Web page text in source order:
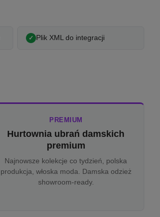
Plik XML do integracji
PREMIUM
Hurtownia ubrań damskich
premium
Najnowsze kolekcje co tydzień, polska
produkcja, włoska moda. Damska odzież
showroom-ready.